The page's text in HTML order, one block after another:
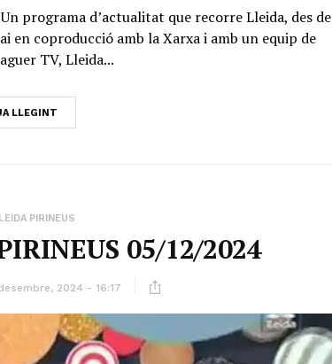
programa d’actualitat que recorre Lleida, des de
en coproducció amb la Xarxa i amb un equip de
TV, Lleida...
LLEGINT
PIRINEUS
05/12/2024
2024 - 16:17